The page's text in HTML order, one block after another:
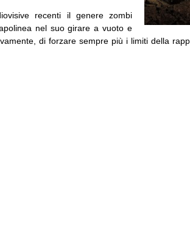
recenti il genere zombi
nel suo girare a vuoto e
di forzare sempre più i limiti della